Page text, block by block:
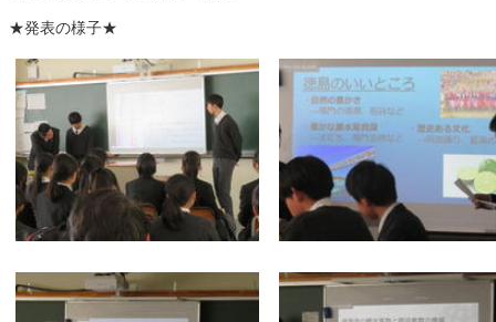
★発表の様子★